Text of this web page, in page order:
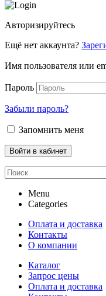
Авторизируйтесь
Ещё нет аккаунта?
Имя пользователя или
Пароль
Забыли пароль?
Запомнить меня
Menu
Categories
Оплата и доставка
Контакты
О компании
Каталог
Запрос цены
Оплата и доставка